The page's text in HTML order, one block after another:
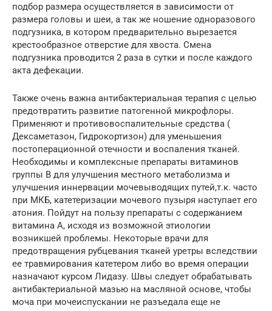
подбор размера осуществляется в зависимости от
размера головы и шеи, а так же ношение одноразового
подгузника, в котором предварительно вырезается
крестообразное отверстие для хвоста. Смена
подгузника проводится 2 раза в сутки и после каждого
акта дефекации.
Также очень важна антибактериальная терапия с целью
предотвратить развитие патогенной микрофлоры.
Применяют и противовоспалительные средства (
Дексаметазон, Гидрокортизон) для уменьшения
постоперационной отечности и воспаления тканей.
Необходимы и комплексные препараты витаминов
группы В для улучшения местного метаболизма и
улучшения иннервации мочевыводящих путей,т.к. часто
при МКБ, катетеризации мочевого пузыря наступает его
атония. Пойдут на пользу препараты с содержанием
витамина А, исходя из возможной этиологии
возникшей проблемы. Некоторые врачи для
предотвращения рубцевания тканей уретры вследствии
ее травмирования катетером либо во время операции
назначают курсом Лидазу. Швы следует обрабатывать
антибактериальной мазью на масляной основе, чтобы
моча при мочеиспускании не разъедала еще не